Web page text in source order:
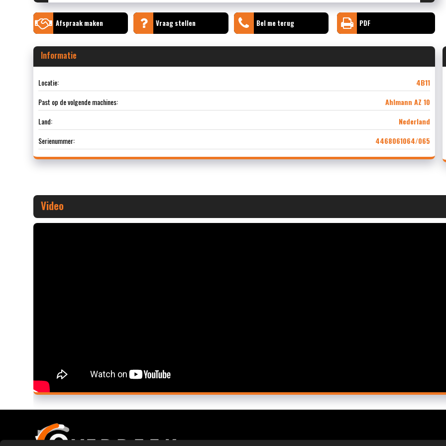
Afspraak maken Vraag stellen Bel me terug PDF
Informatie
Locatie:
4B11
Past op de volgende machines:
Ahlmann AZ 10
Land:
Nederland
Serienummer:
4468061064/065
Video